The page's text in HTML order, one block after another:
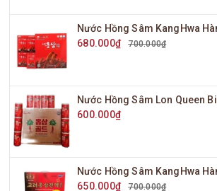
680.000₫
700.000₫
600.000₫
650.000₫
700.000₫